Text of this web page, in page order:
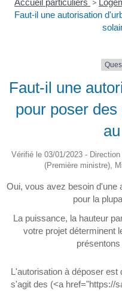
Accueil particuliers >
Faut-il une autorisation
Faut-il une
pour poser
Vérifié le 03/01/2023 -
(Première ministre),
Oui, vous avez besoin d'une
pour la
La puissance, la hauteur
votre projet déterminent
L'autorisation à déposer est
s'agit des (<a href="https://